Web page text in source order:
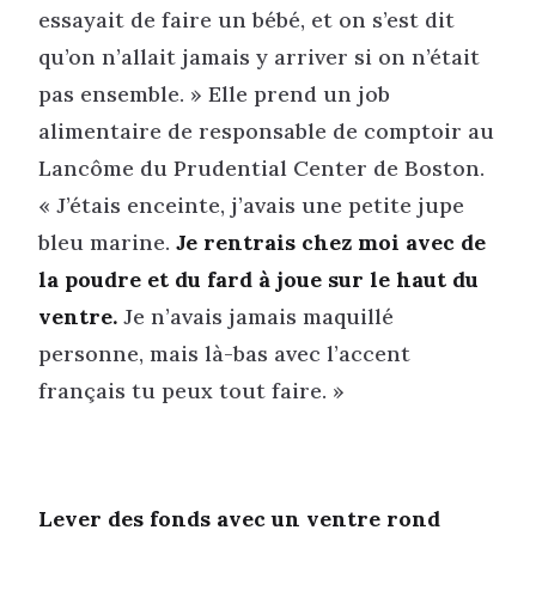
essayait de faire un bébé, et on s’est dit
qu’on n’allait jamais y arriver si on n’était
pas ensemble. » Elle prend un job
alimentaire de responsable de comptoir au
Lancôme du Prudential Center de Boston.
« J’étais enceinte, j’avais une petite jupe
bleu marine. Je rentrais chez moi avec de
la poudre et du fard à joue sur le haut du
ventre. Je n’avais jamais maquillé
personne, mais là-bas avec l’accent
français tu peux tout faire. »
Lever des fonds avec un ventre rond